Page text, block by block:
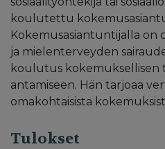
koulutettu
Kokemusasiantuntijalla on
ja mielenterveyden
koulutus kokemuksellisen
antamiseen. Hän tarjoaa
omakohtaisista
Tulokset